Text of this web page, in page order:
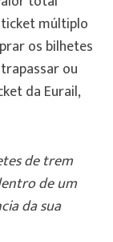
múltiplo
os bilhetes
ou
da Eurail,
de trem
de um
da sua